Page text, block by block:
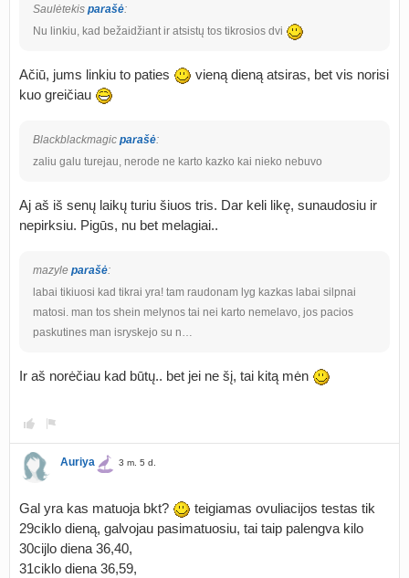
Saulėtekis parašė:
Nu linkiu, kad bežaidžiant ir atsistų tos tikrosios dvi
Ačiū, jums linkiu to paties
vieną dieną atsiras, bet vis norisi
kuo greičiau
Blackblackmagic parašė:
zaliu galu turejau, nerode ne karto kazko kai nieko nebuvo
Aj aš iš senų laikų turiu šiuos tris. Dar keli likę, sunaudosiu ir
nepirksiu. Pigūs, nu bet melagiai..
mazyle parašė:
labai tikiuosi kad tikrai yra! tam raudonam lyg kazkas labai silpnai
matosi. man tos shein melynos tai nei karto nemelavo, jos pacios
paskutines man isryskejo su n…
Ir aš norėčiau kad būtų.. bet jei ne šį, tai kitą mėn
Auriya 3 m. 5 d.
Gal yra kas matuoja bkt?
teigiamas ovuliacijos testas tik
29ciklo dieną, galvojau pasimatuosiu, tai taip palengva kilo
30cijlo diena 36,40,
31ciklo diena 36,59,